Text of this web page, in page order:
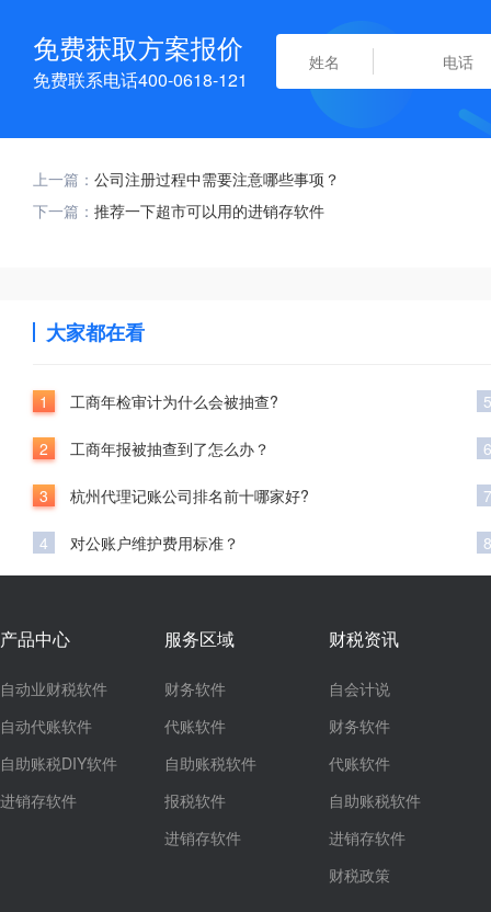
免费获取方案报价
免费联系电话400-0618-121
上一篇： 公司注册过程中需要注意哪些事项？
下一篇： 推荐一下超市可以用的进销存软件
大家都在看
1 工商年检审计为什么会被抽查?
2 工商年报被抽查到了怎么办？
3 杭州代理记账公司排名前十哪家好?
4 对公账户维护费用标准？
5
6
7
8
产品中心
自动业财税软件
自动代账软件
自助账税DIY软件
进销存软件
服务区域
财务软件
代账软件
自助账税软件
报税软件
进销存软件
财税资讯
自会计说
财务软件
代账软件
自助账税软件
进销存软件
财税政策